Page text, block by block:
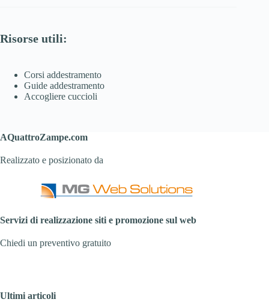
Risorse utili:
Corsi addestramento
Guide addestramento
Accogliere cuccioli
AQuattroZampe.com
Realizzato e posizionato da
Servizi di realizzazione siti e promozione sul web
Chiedi un preventivo gratuito
Ultimi articoli